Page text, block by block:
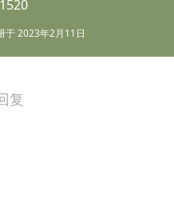
于2023年2月11日
复